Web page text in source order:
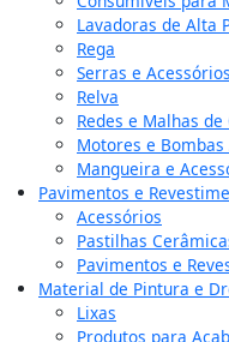
Lavadoras de Alta
Rega
Serras e Acessórios
Relva
Redes e Malhas
Motores e
Mangueira e
Pavimentos e
Acessórios
Pastilhas
Pavimentos e
Material de Pintura e
Lixas
Produtos para